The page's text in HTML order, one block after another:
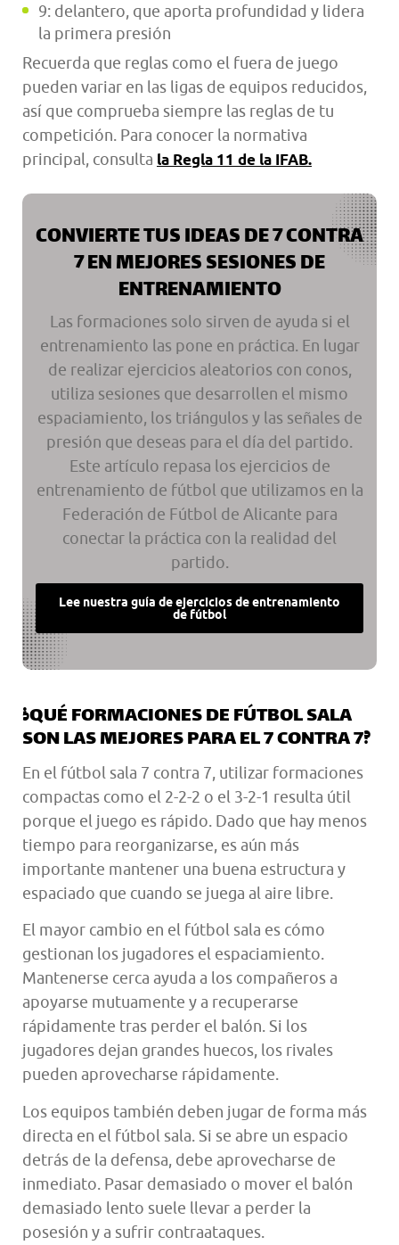
9: delantero, que aporta profundidad y lidera
la primera presión
Recuerda que reglas como el fuera de juego
pueden variar en las ligas de equipos reducidos,
así que comprueba siempre las reglas de tu
competición. Para conocer la normativa
principal, consulta la Regla 11 de la IFAB.
CONVIERTE TUS IDEAS DE 7 CONTRA
7 EN MEJORES SESIONES DE
ENTRENAMIENTO
Las formaciones solo sirven de ayuda si el
entrenamiento las pone en práctica. En lugar
de realizar ejercicios aleatorios con conos,
utiliza sesiones que desarrollen el mismo
espaciamiento, los triángulos y las señales de
presión que deseas para el día del partido.
Este artículo repasa los ejercicios de
entrenamiento de fútbol que utilizamos en la
Federación de Fútbol de Alicante para
conectar la práctica con la realidad del
partido.
Lee nuestra guía de ejercicios de entrenamiento
de fútbol
¿QUÉ FORMACIONES DE FÚTBOL SALA
SON LAS MEJORES PARA EL 7 CONTRA 7?
En el fútbol sala 7 contra 7, utilizar formaciones
compactas como el 2-2-2 o el 3-2-1 resulta útil
porque el juego es rápido. Dado que hay menos
tiempo para reorganizarse, es aún más
importante mantener una buena estructura y
espaciado que cuando se juega al aire libre.
El mayor cambio en el fútbol sala es cómo
gestionan los jugadores el espaciamiento.
Mantenerse cerca ayuda a los compañeros a
apoyarse mutuamente y a recuperarse
rápidamente tras perder el balón. Si los
jugadores dejan grandes huecos, los rivales
pueden aprovecharse rápidamente.
Los equipos también deben jugar de forma más
directa en el fútbol sala. Si se abre un espacio
detrás de la defensa, debe aprovecharse de
inmediato. Pasar demasiado o mover el balón
demasiado lento suele llevar a perder la
posesión y a sufrir contraataques.